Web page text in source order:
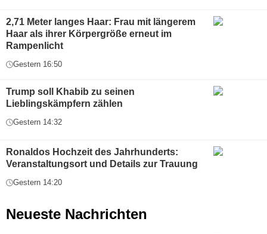
2,71 Meter langes Haar: Frau mit längerem
Haar als ihrer Körpergröße erneut im
Rampenlicht
Gestern 16:50
Trump soll Khabib zu seinen
Lieblingskämpfern zählen
Gestern 14:32
Ronaldos Hochzeit des Jahrhunderts:
Veranstaltungsort und Details zur Trauung
Gestern 14:20
Neueste Nachrichten